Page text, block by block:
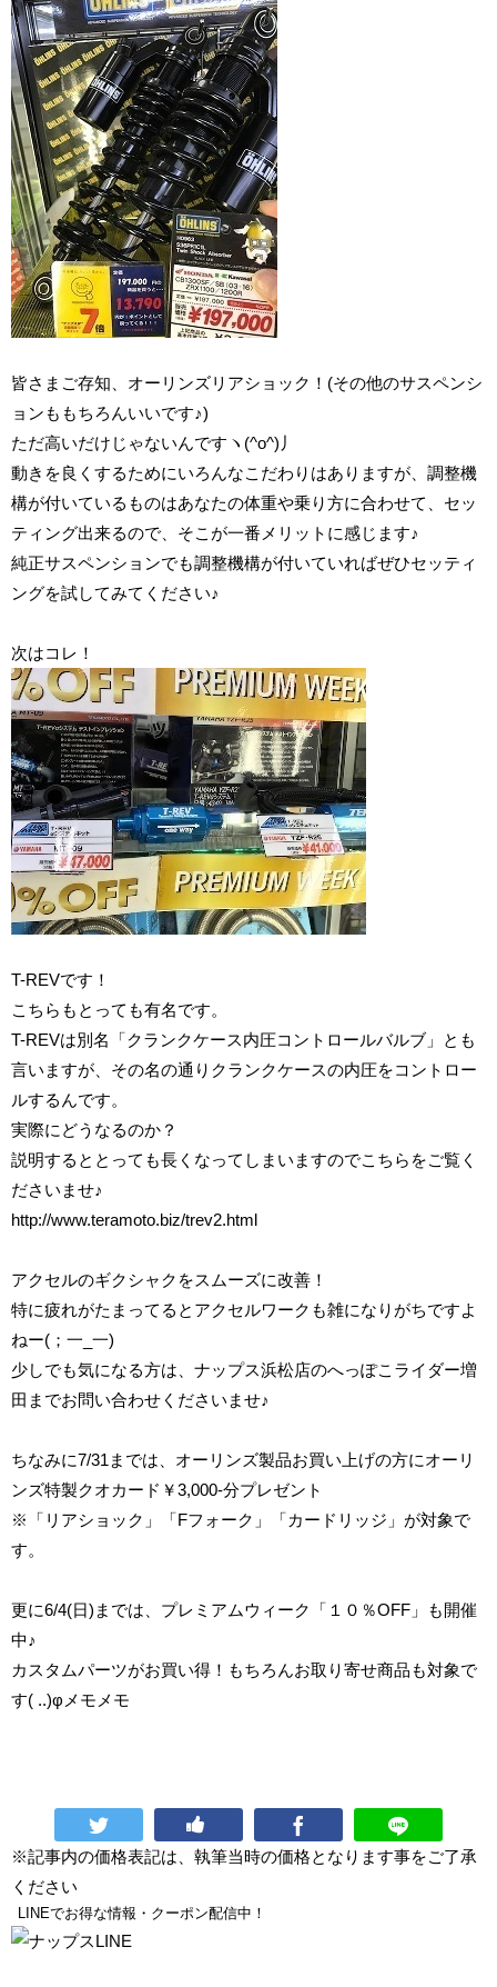
皆さまご存知、オーリンズリアショック！(その他のサスペンシ
ョンももちろんいいです♪)
ただ高いだけじゃないんですヽ(^o^)丿
動きを良くするためにいろんなこだわりはありますが、調整機
構が付いているものはあなたの体重や乗り方に合わせて、セッ
ティング出来るので、そこが一番メリットに感じます♪
純正サスペンションでも調整機構が付いていればぜひセッティ
ングを試してみてください♪
次はコレ！
T-REVです！
こちらもとっても有名です。
T-REVは別名「クランクケース内圧コントロールバルブ」とも
言いますが、その名の通りクランクケースの内圧をコントロー
ルするんです。
実際にどうなるのか？
説明するととっても長くなってしまいますのでこちらをご覧く
ださいませ♪
http://www.teramoto.biz/trev2.html
アクセルのギクシャクをスムーズに改善！
特に疲れがたまってるとアクセルワークも雑になりがちですよ
ねー(；一_一)
少しでも気になる方は、ナップス浜松店のへっぽこライダー増
田までお問い合わせくださいませ♪
ちなみに7/31までは、オーリンズ製品お買い上げの方にオーリ
ンズ特製クオカード￥3,000-分プレゼント
※「リアショック」「Fフォーク」「カードリッジ」が対象で
す。
更に6/4(日)までは、プレミアムウィーク「１０％OFF」も開催
中♪
カスタムパーツがお買い得！もちろんお取り寄せ商品も対象で
す( ..)φメモメモ
※記事内の価格表記は、執筆当時の価格となります事をご了承
ください
LINEでお得な情報・クーポン配信中！